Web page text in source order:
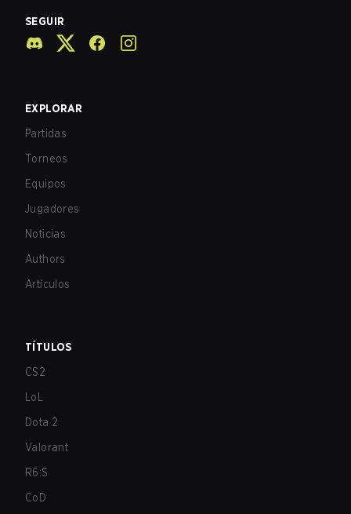
SEGUIR
EXPLORAR
Partidas
Torneos
Equipos
Jugadores
Noticias
Authors
Artículos
TÍTULOS
CS2
LoL
Dota 2
Valorant
R6:S
CoD